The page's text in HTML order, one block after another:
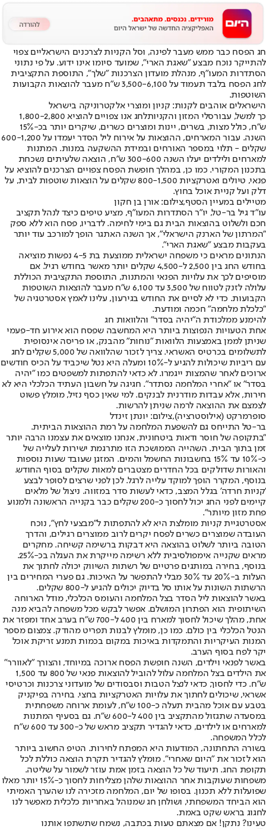
חג הפסח כבר ממש מעבר לפינה, וסל הקניות לצרכנים הישראליים צפוי
להתייקר נוכח מבצע "שאגת הארי", שמועד סיומו אינו ידוע. על פי נתוני
הסתדרות המעו"ף, מנהלת מועדון הצרכנות "שלך", התוספת התקציבית
לחג הפסח בלבד תעמוד על 3,500-6,100 ש"ח מעבר להוצאות הקבועות
השוטפות.
הישראלים אוהבים לקנות: קניון ומוצרי אלקטרוניקה בישראל
כך למשל, עבורסלי המזון והקניות
לחג אנו צפויים להוציא 1,800-2,800
ש"ח, כולל מצות, בשרים, יינות ומוצרים כשרים, שיקרים יותר בכ-15%
השנה. עבור המארחים, ההוצאות על אירוח ליל הסדר יעמדו על 600-1,200
שקלים - תלוי במספר האורחים ובמידת ההשקעה במנות. המתנות
למארחים ולילדים יעלו השנה 300-600 ש"ח, הוצאה שלעיתים נשכחת
בתכנון המקורי. כמו כן, במהלך חופשת הפסח צפויים הצרכנים להוציא על
פנאי, טיולים ואטרקציות 800-1,500 שקלים על הוצאות שוטפות לבית, על
דלק ועל קניית אוכל בחוץ.
מטיילים במעיין הסטף,צילום: אורן בן חקון
עו"ד גיל בר-טל, יו"ר הסתדרות המעו"ף, מציע טיפים כיצד לנהל תקציב
חכם ולשלוט בהוצאות הבית גם בימי לחימה. לדבריו, פסח הוא ללא ספק
"המרתון של הארנק הישראלי", אך השנה האתגר הופך למורכב עוד יותר
בעקבות מבצע "שאגת הארי".
הנתונים מראים כי משפחה ישראלית ממוצעת בת 4-5 נפשות מוציאה
בחודש החג בין 2,500 ל-4,500 שקלים יותר מאשר בחודש רגיל. אם
מוסיפים לכך את עלויות הפנאי והמתנות, התוספת התקציבית הכוללת
עלולה לזנק לטווח של 3,500 עד 6,100 ש"ח מעבר להוצאות השוטפות
הקבועות. כדי לא לסיים את החודש בגירעון, עלינו לאמץ אסטרטגיה של
"כלכלת מלחמה" חכמה ומודעת.
להימנע ממלכודת ה"יהיה בסדר" והלוואות חג
אחת הטעויות הנפוצות ביותר היא המחשבה שפסח הוא אירוע חד-פעמי
שניתן לממן באמצעות הלוואות "נוחות" מהבנק, או פריסה אינסופית
לתשלומים בכרטיס האשראי. צריך לזכור שהלוואה של 5,000 שקלים לחג
עם ריביות שיכולות להגיע ל-10% ומעלה היא נטל שיכביד על הכיס חודשים
ארוכים לאחר שהמצות ייגמרו. לא כדאי להתפתות למשפטים כמו "יהיה
בסדר" או "אחרי המלחמה נסתדר". חגיגה על חשבון העתיד הכלכלי היא לא
חירות, אלא עבדות מודרנית לבנקים. למי שאין כסף נזיל, מומלץ פשוט
לצמצם את ההוצאה לרמה שניתן להרשות.
סופרמרקט (אילוסטרציה),צילום: יונתן זינדל
בר-טל התייחס גם להשפעת המלחמה על רמת ההוצאות הביתית.
"בתקופה של חוסר ודאות ביטחונית, אנחנו מוצאים את עצמנו הרבה יותר
זמן בתוך הבית. השהייה הממושכת הזו מתרגמת ישירות לעלייה של
כ-10% עד 15% בחשבונות החשמל והמים. המזגן שעובד שעות נוספות
והאורות שדולקים בכל החדרים מצטברים למאות שקלים בסוף החודש.
בנוסף, המקרר הופך למוקד עלייה לרגל. לכן לפני שרצים לסופר לבצע
'קניות חרדה' בגלל המצב, כדאי לעשות סדר במזווה. ניצול של מלאים
קיימים לפני החג יכול לחסוך כ-200 שקלים כבר בקנייה הראשונה ולמנוע
פחת מזון מיותר".
אסטרטגיית קניות מומלצת היא לא להתפתות ל"מבצעי לחץ", נוכח
העובדה שמוצרים כשרים לפסח יקרים לרוב ממוצרים רגילים, והדרך
הטובה ביותר לשלוט בהוצאה היא דבקות ברשימה קשיחה. מחקרים
מראים שקנייה אימפולסיבית ללא רשימה מייקרת את העגלה בכ-25%.
בנוסף, בחירה במותגים פרטיים של רשתות השיווק יכולה לחתוך את
העלות ב-20% עד 30% מבלי להתפשר על האיכות. גם פערי המחירים בין
הרשתות השונות על אותו סל בדיוק יכולים להגיע ל-800 שקלים.
באשר להוצאות ליל הסדר בצל המלחמה והעומס הכלכלי, מודל הארוחה
השיתופית הוא הפתרון המושלם. אפשר לבקש מכל משפחה להביא מנה
אחת, מהלך שיכול לחסוך למארח בין 400 ל-700 ש"ח בערב אחד ומפזר את
הנטל הכלכלי בין כולם. כמו כן, מומלץ לבנות תפריט מהודק. צמצום מספר
המנות העיקריות והתמקדות באיכות במקום בכמות תמנע זריקת אוכל
יקר לפח בסוף הערב.
באשר לפנאי וילדים, השנה חופשת הפסח ארוכה במיוחד, והצורך "לאוורר"
את הילדים בצל המלחמה עלול להוביל להוצאות פנאי של 800 עד 1,500
ש"ח. כדי לחסוך, כדאי לנצל הטבות וסבסודים של מועדוני צרכנות וכרטיסי
אשראי, שיכולים לחתוך את עלויות האטרקציות בחצי. בחירה בפיקניק
בטבע עם אוכל מהבית תעלה כ-100 ש"ח, לעומת ארוחה משפחתית
במסעדה שתגזול מהתקציב בין 400 ל-600 ש"ח. גם בסעיף המתנות
למארחים או לילדים, כדאי להגדיר תקציב מראש של כ-300 עד 600 ש"ח
לכלל המשפחה.
בשורה התחתונה, המודעות היא המפתח לחירות. הטיפ החשוב ביותר
הוא לזכור את "היום שאחרי". מומלץ להגדיר תקרת הוצאה כוללת לכל
תקופת החג. תיעוד של כל הוצאה בזמן אמת עוזר לשמור על שליטה.
משפחות שעוקבות אחר ההוצאות שלהן מצליחות לחסוך כ-15% יותר מאלו
שפועלות ללא תכנון. בסופו של יום, המלחמה מזכירה לנו שהערך האמיתי
הוא הביחד המשפחתי, ושולחן חג שמנוהל באחריות כלכלית מאפשר לנו
לחגוג בראש שקט באמת.
טעינו? נתקן! אם מצאתם טעות בכתבה, נשמח שתשתפו אותנו